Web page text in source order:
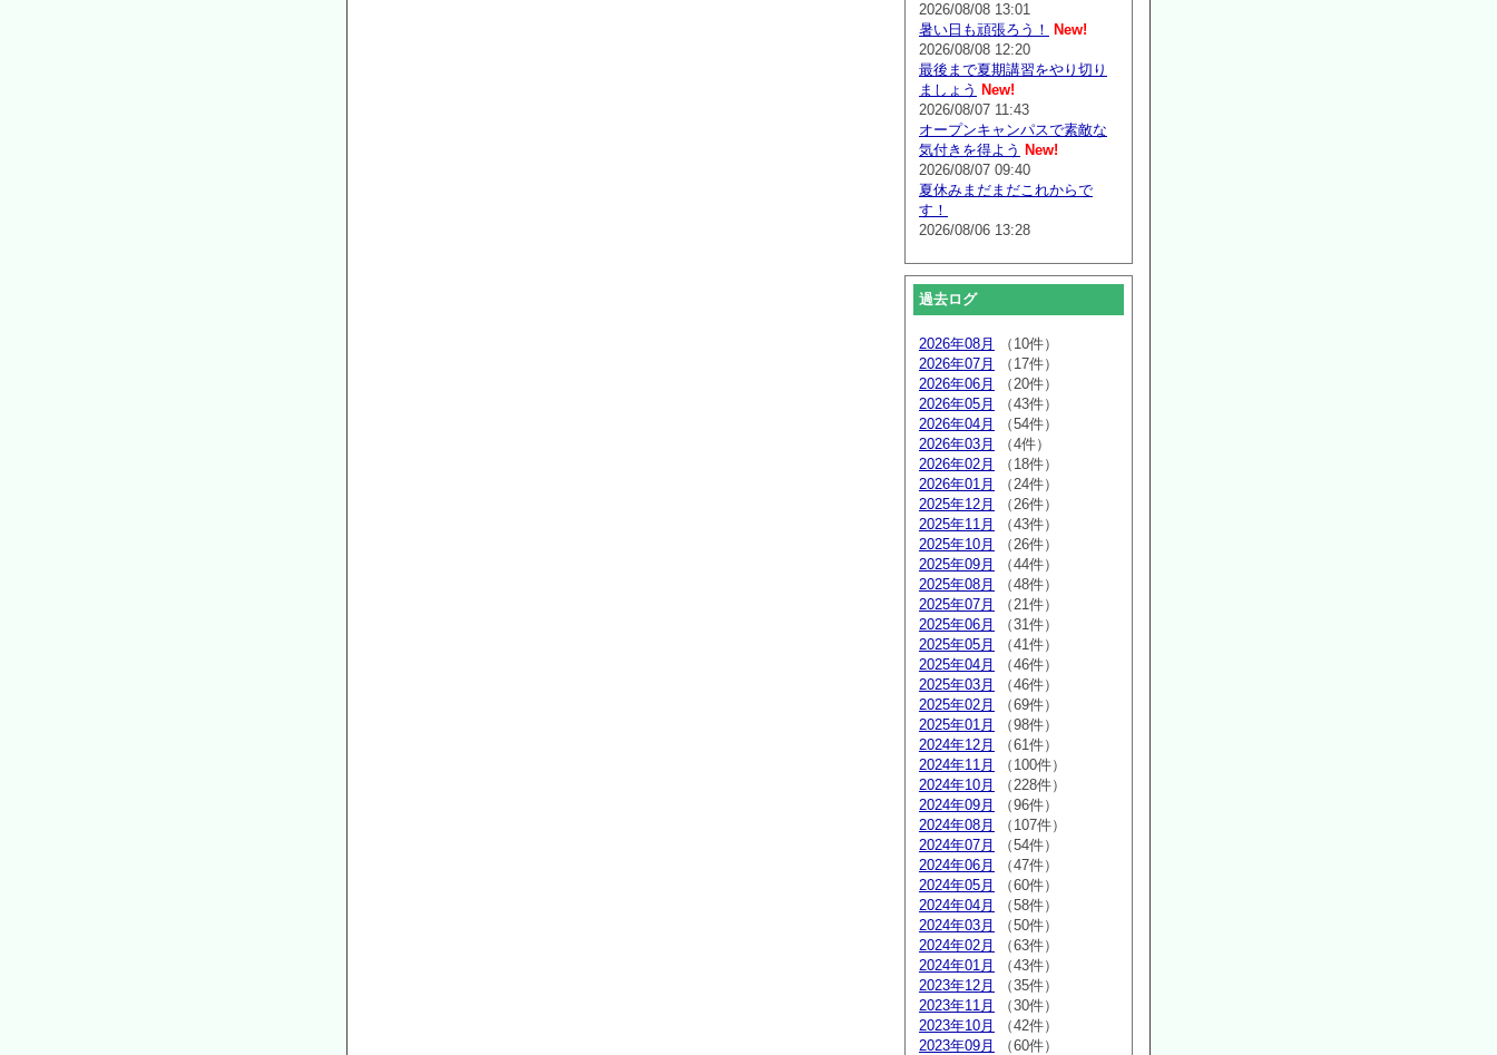
2026/08/08 13:01
暑い日も頑張ろう！
New!
2026/08/08 12:20
最後まで夏期講習をやり切り
ましょう New!
2026/08/07 11:43
オープンキャンパスで素敵な
気付きを得よう New!
2026/08/07 09:40
夏休みまだまだこれからで
す！
2026/08/06 13:28
過去ログ
2026年08月
（10件）
2026年07月
（17件）
2026年06月
（20件）
2026年05月
（43件）
2026年04月
（54件）
2026年03月
（4件）
2026年02月
（18件）
2026年01月
（24件）
2025年12月
（26件）
2025年11月
（43件）
2025年10月
（26件）
2025年09月
（44件）
2025年08月
（48件）
2025年07月
（21件）
2025年06月
（31件）
2025年05月
（41件）
2025年04月
（46件）
2025年03月
（46件）
2025年02月
（69件）
2025年01月
（98件）
2024年12月
（61件）
2024年11月
（100件）
2024年10月
（228件）
2024年09月
（96件）
2024年08月
（107件）
2024年07月
（54件）
2024年06月
（47件）
2024年05月
（60件）
2024年04月
（58件）
2024年03月
（50件）
2024年02月
（63件）
2024年01月
（43件）
2023年12月
（35件）
2023年11月
（30件）
2023年10月
（42件）
2023年09月
（60件）